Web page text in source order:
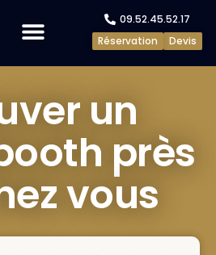
09.52.45.52.17
Devis
Réservation
un
près
vous